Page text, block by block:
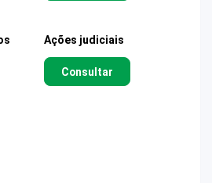
Ações judiciais
Consultar